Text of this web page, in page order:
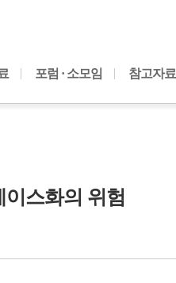
포럼 · 소모임 참고자료
스화의 위험